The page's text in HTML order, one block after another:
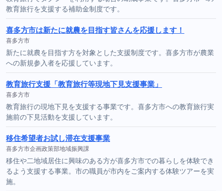
教育旅行を支援する補助金制度です。
喜多方市は新たに就農を目指す皆さんを応援します！
喜多方市
新たに就農を目指す方を対象とした支援制度です。喜多方市が農業
への新規参入者を応援しています。
教育旅行支援「教育旅行等現地下見支援事業」
喜多方市
教育旅行の現地下見を支援する事業です。喜多方市への教育旅行実
施前の下見活動を支援しています。
移住希望者お試し滞在支援事業
喜多方市企画政策部地域振興課
移住や二地域居住に興味のある方が喜多方市での暮らしを体験でき
るよう支援する事業。市の職員が市内をご案内する体験ツアーを実
施。